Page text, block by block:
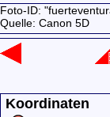
Foto-ID:
Quelle: Canon 5D
Koordinaten